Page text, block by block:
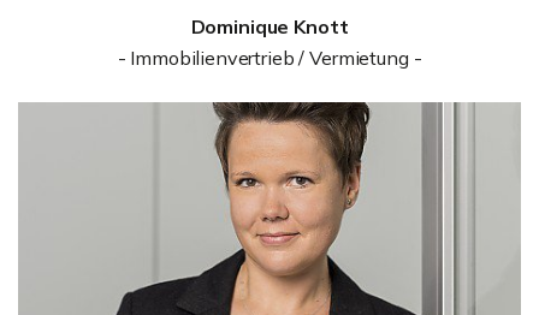
Dominique Knott
- Immobilienvertrieb / Vermietung -